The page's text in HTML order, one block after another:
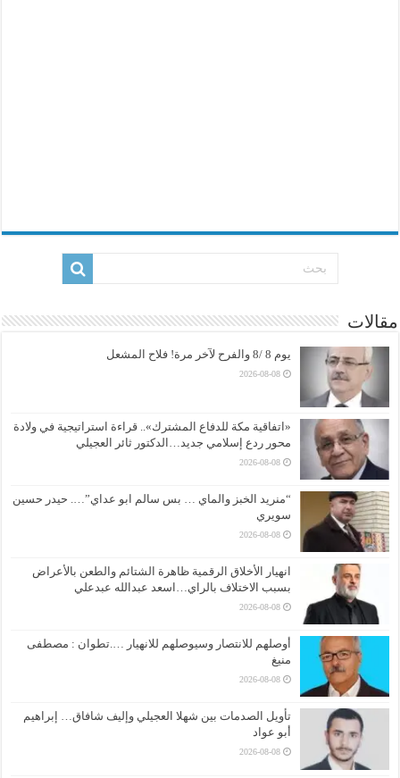
مقالات
يوم 8 /8 والفرح لآخر مرة! فلاح المشعل
2026-08-08
«اتفاقية مكة للدفاع المشترك».. قراءة استراتيجية في ولادة
محور ردع إسلامي جديد…الدكتور ثائر العجيلي
2026-08-08
“منريد الخبز والماي … بس سالم ابو عداي”…. حيدر حسين
سويري
2026-08-08
انهيار الأخلاق الرقمية ظاهرة الشتائم والطعن بالأعراض
بسبب الاختلاف بالراي…اسعد عبدالله عبدعلي
2026-08-08
أوصلهم للانتصار وسيوصلهم للانهيار ….تطوان : مصطفى
منيغ
2026-08-08
تأويل الصدمات بين شهلا العجيلي وإليف شافاق… إبراهيم
أبو عواد
2026-08-08